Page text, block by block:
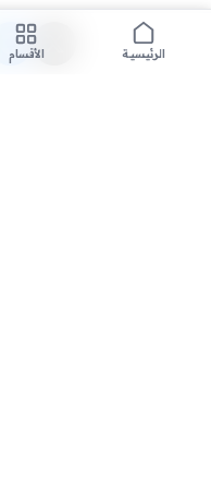
الرئيسية الأقسام